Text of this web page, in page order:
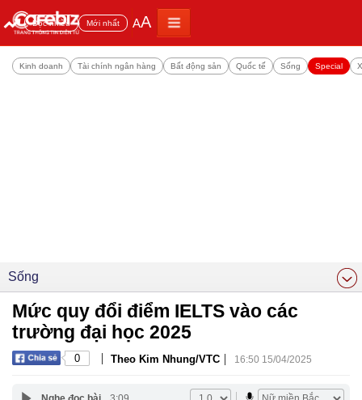
Đọc nhiều Mới nhất AA
Kinh doanh Tài chính ngân hàng Bất động sản Quốc tế Sống Special
Sống
Mức quy đổi điểm IELTS vào các
trường đại học 2025
0 | Theo Kim Nhung/VTC | 16:50 15/04/2025